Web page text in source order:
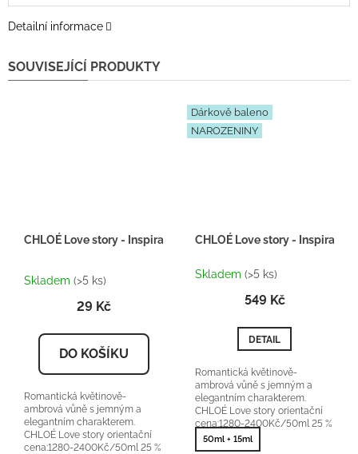
Detailní informace
SOUVISEJÍCÍ PRODUKTY
CHLOÉ Love story - Inspirace F046 - tester 2ml
hodnocení
je
z
5
Skladem (>5 ks)
29 Kč
DO KOŠÍKU
Romantická květinově-
ambrová vůně s jemným a
elegantním charakterem.
CHLOÉ Love story orientační
cena:1280-2400Kč/50ml 25 %
Dárkově baleno
NAROZENINY
CHLOÉ Love story - Inspirace
Skladem (>5 ks)
549 Kč
DETAIL
Romantická květinově-
ambrová vůně s jemným a
elegantním charakterem.
CHLOÉ Love story orientační
cena:1280-2400Kč/50ml 25 %
vonné esence
50ml + 15ml